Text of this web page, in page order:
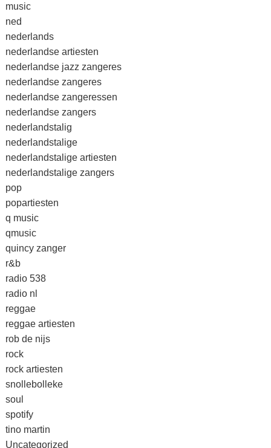
music
ned
nederlands
nederlandse artiesten
nederlandse jazz zangeres
nederlandse zangeres
nederlandse zangeressen
nederlandse zangers
nederlandstalig
nederlandstalige
nederlandstalige artiesten
nederlandstalige zangers
pop
popartiesten
q music
qmusic
quincy zanger
r&b
radio 538
radio nl
reggae
reggae artiesten
rob de nijs
rock
rock artiesten
snollebolleke
soul
spotify
tino martin
Uncategorized